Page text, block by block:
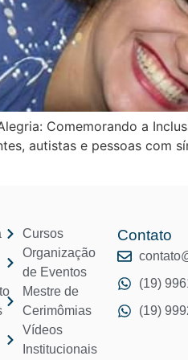
Comemorando a
autistas e pessoas com
Cursos
Organização
de Eventos
Mestre de
Cerimômias
Vídeos
Institucionais
Contato
(19)
(19)